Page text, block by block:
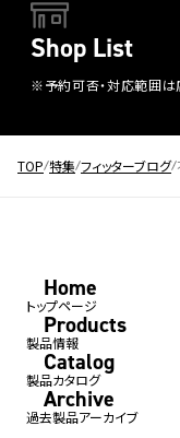
TOP 特集 フィッターブログ
Shop List
※予約可否・対応範囲は
Home
トップページ
Products
製品情報
Catalog
製品カタログ
Archive
過去製品アーカイブ